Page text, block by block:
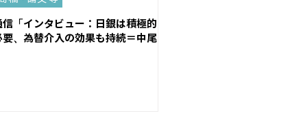
信「インタビュー：日銀は積極的
、為替介入の効果も持続＝中尾